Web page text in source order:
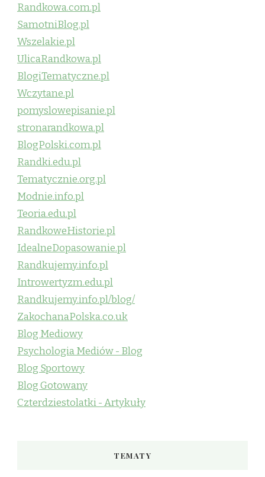
Randkowa.com.pl
SamotniBlog.pl
Wszelakie.pl
UlicaRandkowa.pl
BlogiTematyczne.pl
Wczytane.pl
pomyslowepisanie.pl
stronarandkowa.pl
BlogPolski.com.pl
Randki.edu.pl
Tematycznie.org.pl
Modnie.info.pl
Teoria.edu.pl
RandkoweHistorie.pl
IdealneDopasowanie.pl
Randkujemy.info.pl
Introwertyzm.edu.pl
Randkujemy.info.pl/blog/
ZakochanaPolska.co.uk
Blog Mediowy
Psychologia Mediów - Blog
Blog Sportowy
Blog Gotowany
Czterdziestolatki - Artykuły
TEMATY